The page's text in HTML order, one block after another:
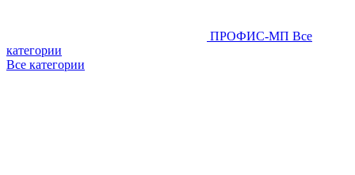
ПРОФИС-МП Все
категории
Все категории